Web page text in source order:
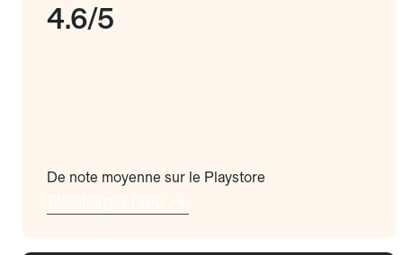
4.6/5
De note moyenne sur le Playstore